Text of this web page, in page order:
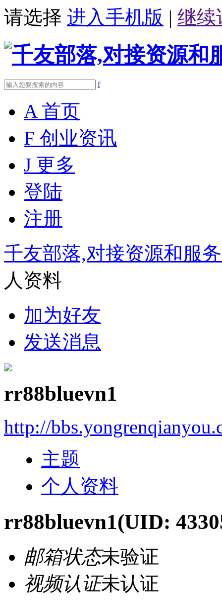
请选择 进入手机版 | 继续
f
A 首页
F 创业资讯
J 更多
登陆
注册
千友部落,对接资源和服
人资料
加为好友
发送消息
rr88bluevn1
http://
主题
个人资料
rr88bluevn1(UID:
邮箱状态未验证
视频认证未认证